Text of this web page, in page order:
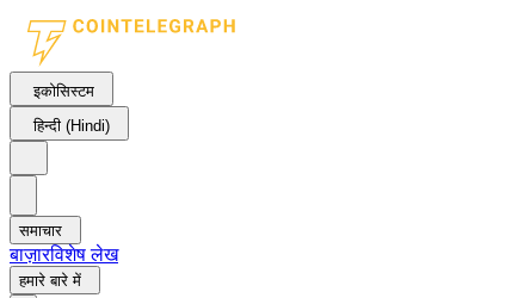
इकोसिस्टम
हिन्दी (Hindi)
समाचार
बाज़ारविशेष लेख
हमारे बारे में